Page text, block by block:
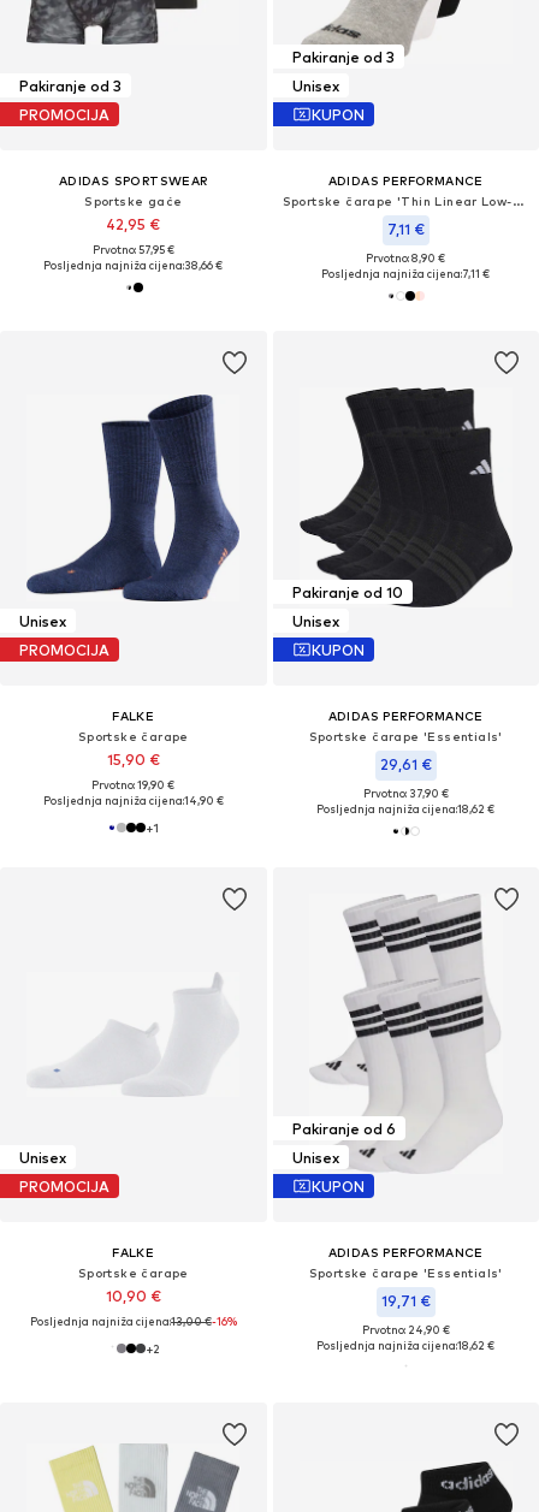
Pakiranje od 3
PROMOCIJA
ADIDAS SPORTSWEAR
Sportske gaće
42,95 €
Prvotno: 57,95 €
Posljednja najniža cijena:38,66 €
Pakiranje od 3
Unisex
KUPON
ADIDAS PERFORMANCE
Sportske čarape 'Thin Linear Low-Cut'
7,11 €
Prvotno: 8,90 €
Posljednja najniža cijena:7,11 €
Unisex
PROMOCIJA
FALKE
Sportske čarape
15,90 €
Prvotno: 19,90 €
Posljednja najniža cijena:14,90 €
+1
Pakiranje od 10
Unisex
KUPON
ADIDAS PERFORMANCE
Sportske čarape 'Essentials'
29,61 €
Prvotno: 37,90 €
Posljednja najniža cijena:18,62 €
Unisex
PROMOCIJA
FALKE
Sportske čarape
10,90 €
Posljednja najniža cijena:13,00 €-16%
+2
Pakiranje od 6
Unisex
KUPON
ADIDAS PERFORMANCE
Sportske čarape 'Essentials'
19,71 €
Prvotno: 24,90 €
Posljednja najniža cijena:18,62 €